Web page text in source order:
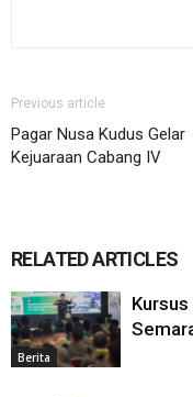
Previous article
Pagar Nusa Kudus Gelar
Kejuaraan Cabang IV
RELATED ARTICLES
Berita